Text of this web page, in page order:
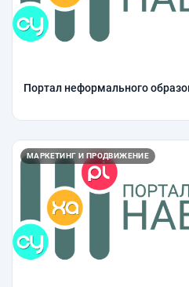
Портал неформального
МАРКЕТИНГ И ПРОДВИЖЕНИЕ